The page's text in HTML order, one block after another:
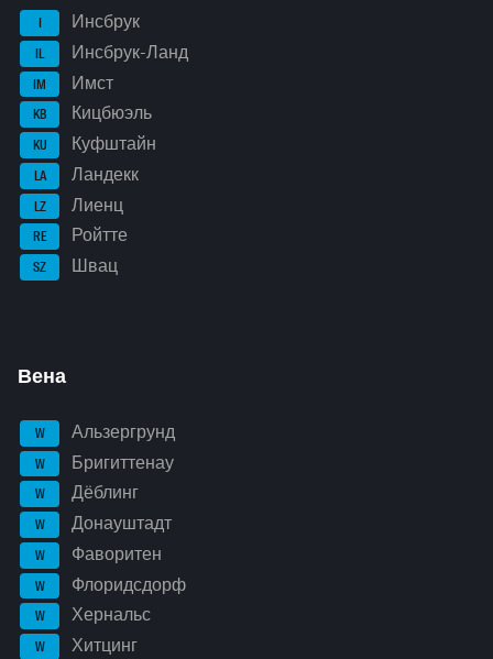
I Инсбрук
IL Инсбрук-Ланд
IM Имст
KB Кицбюэль
KU Куфштайн
LA Ландекк
LZ Лиенц
RE Ройтте
SZ Швац
Вена
W Альзергрунд
W Бригиттенау
W Дёблинг
W Донауштадт
W Фаворитен
W Флоридсдорф
W Хернальс
W Хитцинг